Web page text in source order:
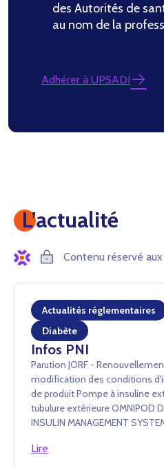
des Autorités de
au nom de la
Adhérer à UPSADI
L’actualité
Contenu réservé
Actualités réglementaires
Diabète
Infos PNI
Parution JORF -
modification des conditions
de produit Pompe à insuline externe sans
tubulure extérieure OMNIPOD
INSULIN MANAGEMENT
renouvellement d'inscription et
Lire